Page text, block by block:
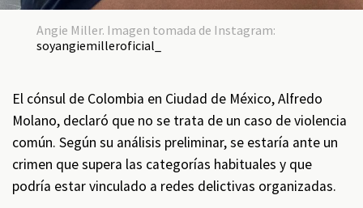
Angie Miller. Imagen tomada de Instagram:
soyangiemilleroficial_
El cónsul de Colombia en Ciudad de México, Alfredo
Molano, declaró que no se trata de un caso de violencia
común. Según su análisis preliminar, se estaría ante un
crimen que supera las categorías habituales y que
podría estar vinculado a redes delictivas organizadas.